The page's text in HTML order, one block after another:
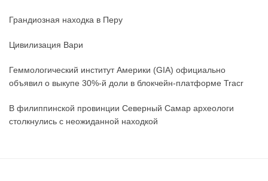
Грандиозная находка в Перу
Цивилизация Вари
Геммологический институт Америки (GIA) официально
объявил о выкупе 30%-й доли в блокчейн-платформе Tracr
В филиппинской провинции Северный Самар археологи
столкнулись с неожиданной находкой